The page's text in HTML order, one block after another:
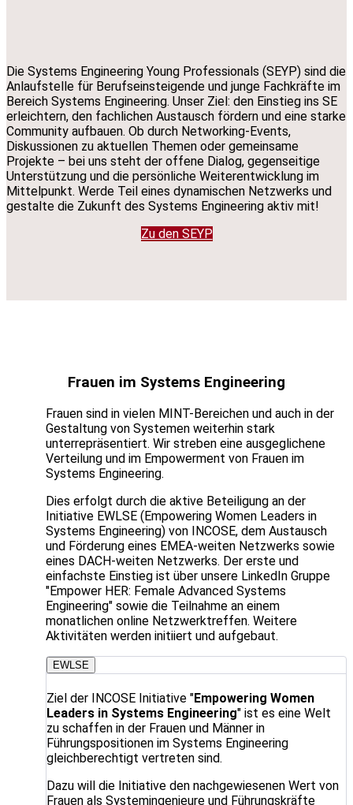
Die Systems Engineering Young Professionals (SEYP) sind die
Anlaufstelle für Berufseinsteigende und junge Fachkräfte im
Bereich Systems Engineering. Unser Ziel: den Einstieg ins SE
erleichtern, den fachlichen Austausch fördern und eine starke
Community aufbauen. Ob durch Networking-Events,
Diskussionen zu aktuellen Themen oder gemeinsame
Projekte – bei uns steht der offene Dialog, gegenseitige
Unterstützung und die persönliche Weiterentwicklung im
Mittelpunkt. Werde Teil eines dynamischen Netzwerks und
gestalte die Zukunft des Systems Engineering aktiv mit!
Zu den SEYP
Frauen im Systems Engineering
Frauen sind in vielen MINT-Bereichen und auch in der
Gestaltung von Systemen weiterhin stark
unterrepräsentiert. Wir streben eine ausgeglichene
Verteilung und im Empowerment von Frauen im
Systems Engineering.
Dies erfolgt durch die aktive Beteiligung an der
Initiative EWLSE (Empowering Women Leaders in
Systems Engineering) von INCOSE, dem Austausch
und Förderung eines EMEA-weiten Netzwerks sowie
eines DACH-weiten Netzwerks. Der erste und
einfachste Einstieg ist über unsere LinkedIn Gruppe
"Empower HER: Female Advanced Systems
Engineering" sowie die Teilnahme an einem
monatlichen online Netzwerktreffen. Weitere
Aktivitäten werden initiiert und aufgebaut.
EWLSE
Ziel der INCOSE Initiative "Empowering Women
Leaders in Systems Engineering" ist es eine Welt
zu schaffen in der Frauen und Männer in
Führungspositionen im Systems Engineering
gleichberechtigt vertreten sind.
Dazu will die Initiative den nachgewiesenen Wert von
Frauen als Systemingenieure und Führungskräfte